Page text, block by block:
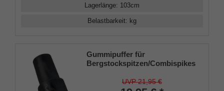
Lagerlänge: 103cm
Belastbarkeit: kg
Gummipuffer für
Bergstockspitzen/Combispikes
UVP 21,95 €